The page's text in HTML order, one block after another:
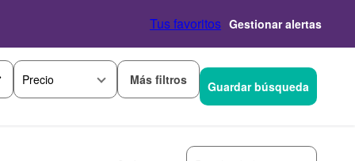
Tus favoritos Gestionar alertas
Precio Más filtros Guardar búsqueda